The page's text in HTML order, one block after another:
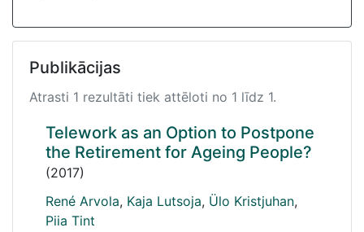
Publikācijas
Atrasti 1 rezultāti tiek attēloti no 1 līdz 1.
Telework as an Option to Postpone
the Retirement for Ageing People?
(2017)
René Arvola, Kaja Lutsoja, Ülo Kristjuhan,
Piia Tint